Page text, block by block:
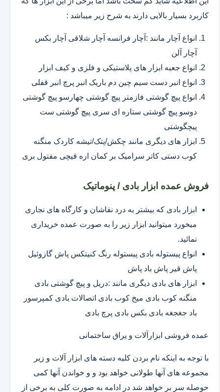
کاربرد بسیار بالایی دارند به شرح زیر میباشد :
انواع آچار مانند :آچار فرانسه آچار شلاقی آچار بکس
آچار آلن
انواع جعبه ابزار های پلاستیکی و فلزی و کیف ابزار
انواع انبر دست سیم چین دم باریک انبر پرچ انبر قفلی
انواع پیچ گوشتی فازمتر پیچ گوشتی چهارسو پیچ گوشتی
دوسو پیچ گوشتی ستاره ای سری پیچ گوشتی ست
پیچگوشتی
ابزار های دیگری مانند چکش/پتک/تیشه کاردک منگنه
کوب دستی کاتر سرامیک بر کمان اره قیچی مفتول بری
فروش عمده ابزار بادی / پنوماتیک
ابزار بادی که بیشتر به درد نقاشان و کارگاه های نجاری
میخورد میتوانید ابزار زیر را به صورت عمده خریداری
نمائید.
انواع پیستوله بادی پیستوله رنگ کنیتکس پاش گازوئیل
پاش قیر پاش باد پاش
ابزار های بادی دیگری مانند :دریل و پیچ گوشتی بادی
منگنه کوب بادی میخ کوب بادی اتصالات بادی کمپرسور
باد جغجغه بادی بکس بادی پرچ بادی
عمده فروشی ابزارآلات و یراق ساختمانی
با توجه به اینکه نام بردن کلیه دسته های ابزار آلات و زیر
مجموعه های آنها طولانی خواهد بود و و خواندن آنها کمی
حوصله سر بر خواهد شد در ادامه به صورت کلی به برخی از